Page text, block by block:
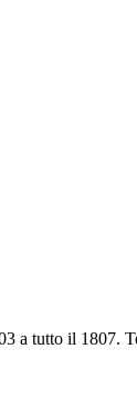
a tutto il 1807.